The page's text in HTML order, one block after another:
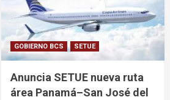
GOBIERNO BCS SETUE
Anuncia SETUE nueva ruta
área Panamá–San José del